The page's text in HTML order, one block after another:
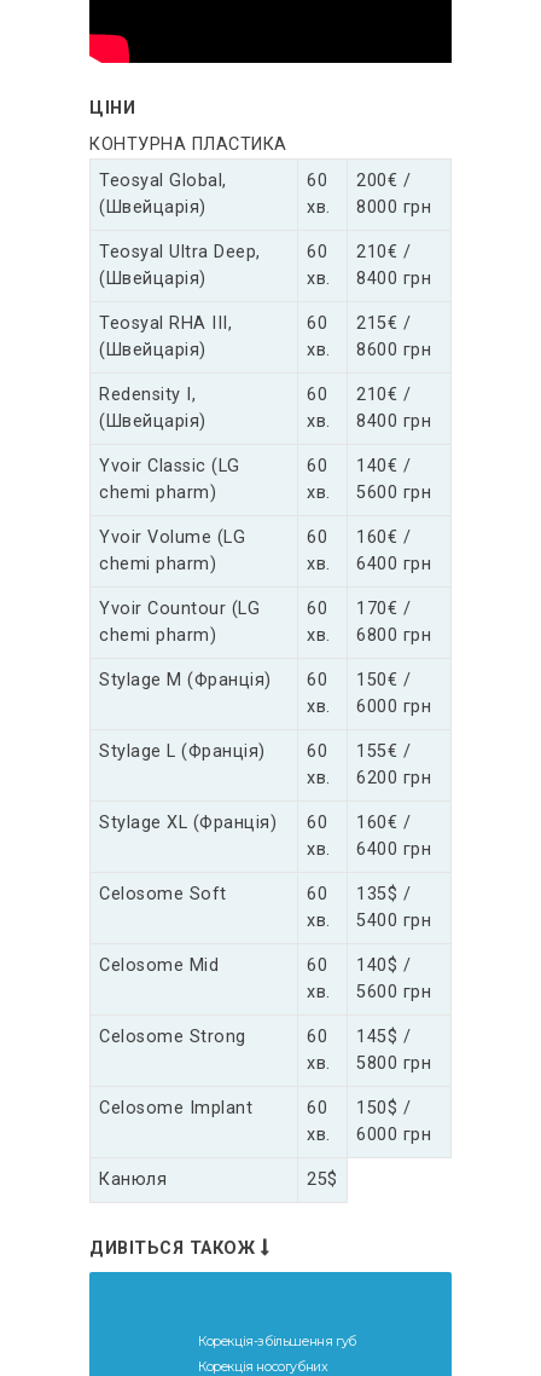
ЦІНИ
КОНТУРНА ПЛАСТИКА
Teosyal Global,
(Швейцарія)
60
хв.
200€ /
8000 грн
Teosyal Ultra Deep,
(Швейцарія)
60
хв.
210€ /
8400 грн
Teosyal RHA III,
(Швейцарія)
60
хв.
215€ /
8600 грн
Redensity I,
(Швейцарія)
60
хв.
210€ /
8400 грн
Yvoir Classic (LG
chemi pharm)
60
хв.
140€ /
5600 грн
Yvoir Volume (LG
chemi pharm)
60
хв.
160€ /
6400 грн
Yvoir Countour (LG
chemi pharm)
60
хв.
170€ /
6800 грн
Stylage M (Франція)
60
хв.
150€ /
6000 грн
Stylage L (Франція)
60
хв.
155€ /
6200 грн
Stylage XL (Франція)
60
хв.
160€ /
6400 грн
Celosome Soft
60
хв.
135$ /
5400 грн
Celosome Mid
60
хв.
140$ /
5600 грн
Celosome Strong
60
хв.
145$ /
5800 грн
Celosome Implant
60
хв.
150$ /
6000 грн
Канюля 25$
ДИВІТЬСЯ ТАКОЖ
Корекція-збільшення губ
Корекція носогубних